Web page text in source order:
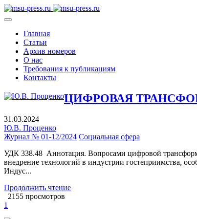
Главная
Статьи
Архив номеров
О нас
Требования к публикациям
Контакты
ЦИФРОВАЯ
31.03.2024
Ю.В. Проценко
Журнал № 01-12/2024 Социальная сфера
УДК 338.48 Аннотация. Вопросами цифровой
внедрение технологий в индустрии гостеприимства,
Индус...
Продолжить чтение
2155 просмотров
1